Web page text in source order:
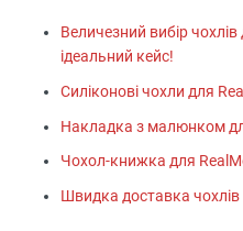
Величезний вибір
ідеальний кейс!
Силіконові чохли для
Накладка з малюнком
Чохол-книжка для
Швидка доставка чохлів